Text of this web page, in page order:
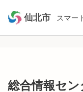
仙北市 スマー
総合情報セ